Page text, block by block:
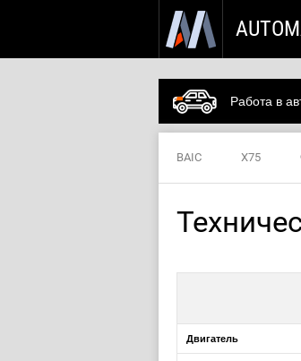
Работа в
BAIC X75
Двигатель